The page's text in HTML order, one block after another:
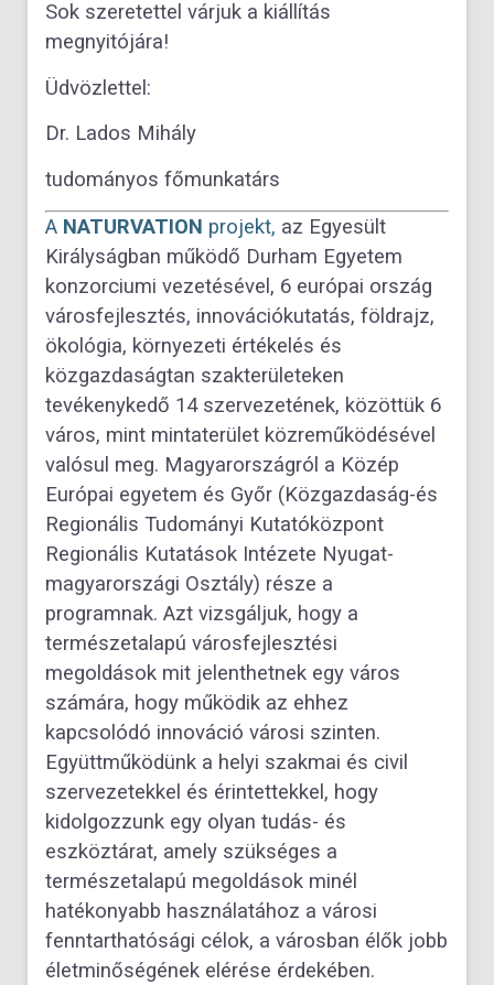
Sok szeretettel várjuk a kiállítás
megnyitójára!
Üdvözlettel:
Dr. Lados Mihály
tudományos főmunkatárs
A NATURVATION projekt, az Egyesült
Királyságban működő Durham Egyetem
konzorciumi vezetésével, 6 európai ország
városfejlesztés, innovációkutatás, földrajz,
ökológia, környezeti értékelés és
közgazdaságtan szakterületeken
tevékenykedő 14 szervezetének, közöttük 6
város, mint mintaterület közreműködésével
valósul meg. Magyarországról a Közép
Európai egyetem és Győr (Közgazdaság-és
Regionális Tudományi Kutatóközpont
Regionális Kutatások Intézete Nyugat-
magyarországi Osztály) része a
programnak. Azt vizsgáljuk, hogy a
természetalapú városfejlesztési
megoldások mit jelenthetnek egy város
számára, hogy működik az ehhez
kapcsolódó innováció városi szinten.
Együttműködünk a helyi szakmai és civil
szervezetekkel és érintettekkel, hogy
kidolgozzunk egy olyan tudás- és
eszköztárat, amely szükséges a
természetalapú megoldások minél
hatékonyabb használatához a városi
fenntarthatósági célok, a városban élők jobb
életminőségének elérése érdekében.